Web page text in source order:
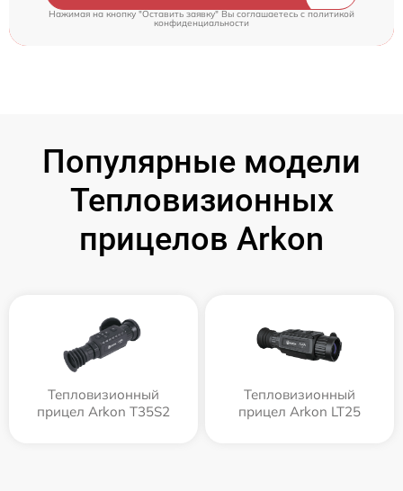
Нажимая на кнопку "Оставить заявку" Вы соглашаетесь cполитикой
конфиденциальности
Популярные модели
Тепловизионных
прицелов Arkon
Тепловизионный
прицел Arkon T35S2
Тепловизионный
прицел Arkon LT25